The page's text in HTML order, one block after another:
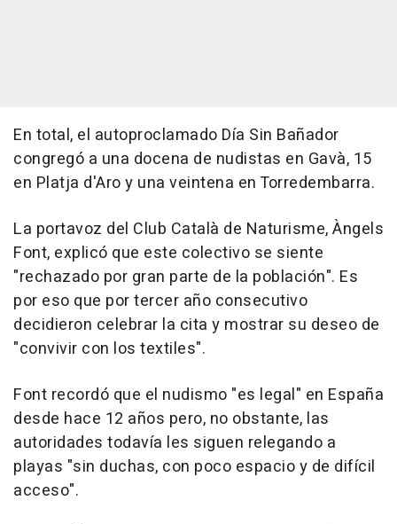
En total, el autoproclamado Día Sin Bañador
congregó a una docena de nudistas en Gavà, 15
en Platja d'Aro y una veintena en Torredembarra.
La portavoz del Club Català de Naturisme, Àngels
Font, explicó que este colectivo se siente
"rechazado por gran parte de la población". Es
por eso que por tercer año consecutivo
decidieron celebrar la cita y mostrar su deseo de
"convivir con los textiles".
Font recordó que el nudismo "es legal" en España
desde hace 12 años pero, no obstante, las
autoridades todavía les siguen relegando a
playas "sin duchas, con poco espacio y de difícil
acceso".